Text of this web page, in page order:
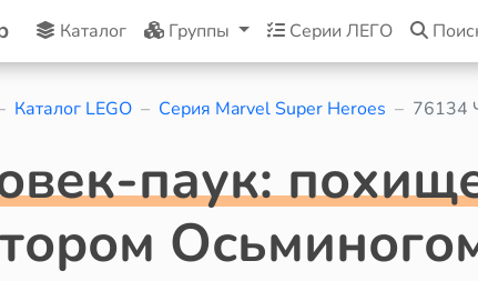
Каталог Группы Серии ЛЕГО
Каталог LEGO Серия Marvel Super Heroes 76134
паук: